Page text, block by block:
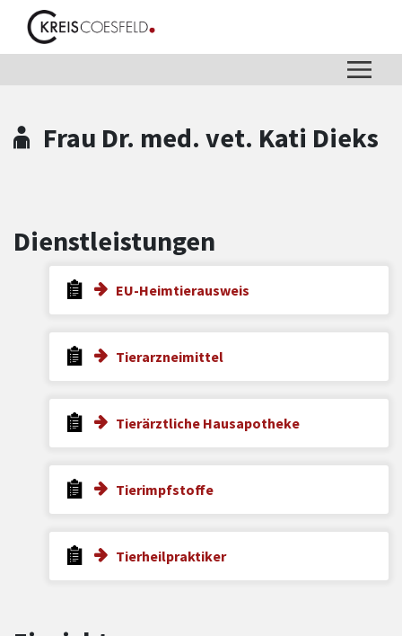
Zum Header
Zum Hauptinhalt
Zum Footer
Zum Hauptinhalt springen
Frau Dr. med. vet. Kati Dieks
Dienstleistungen
EU-Heimtierausweis
Tierarzneimittel
Tierärztliche Hausapotheke
Tierimpfstoffe
Tierheilpraktiker